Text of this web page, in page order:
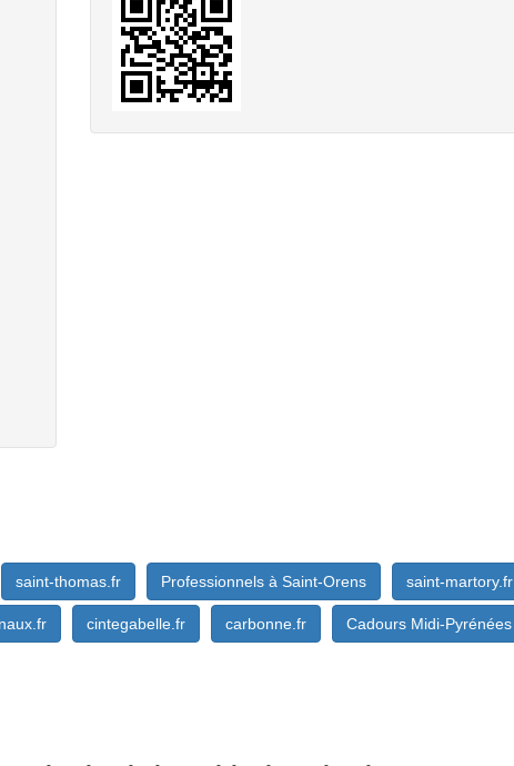
saint-thomas.fr Professionnels à Saint-Orens saint-martory.fr
cintegabelle.fr carbonne.fr Cadours Midi-Pyrénées